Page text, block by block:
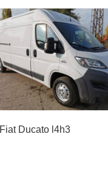
Fiat Ducato l4h3